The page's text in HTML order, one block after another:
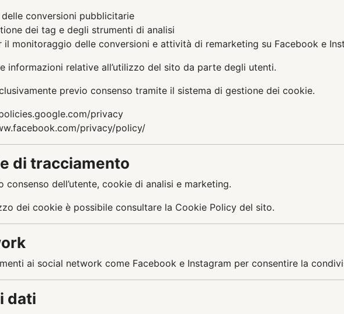
conversioni pubblicitarie
dei tag e degli strumenti di analisi
il monitoraggio delle conversioni e attività di remarketing su Facebook e
informazioni relative all’utilizzo del sito da parte degli utenti.
previo consenso tramite il sistema di gestione dei cookie.
privacy
privacy/policy/
di tracciamento
dell’utente, cookie di analisi e marketing.
dei cookie è possibile consultare la Cookie Policy del sito.
ai social network come Facebook e Instagram per consentire la
dati